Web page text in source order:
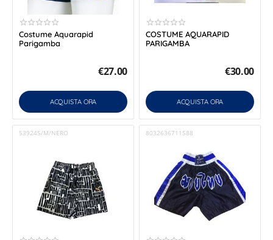
Costume Aquarapid
Parigamba
€27.00
ACQUISTA ORA
COSTUME AQUARAPID
PARIGAMBA
€30.00
ACQUISTA ORA
539245/M/NERO 8032636711588